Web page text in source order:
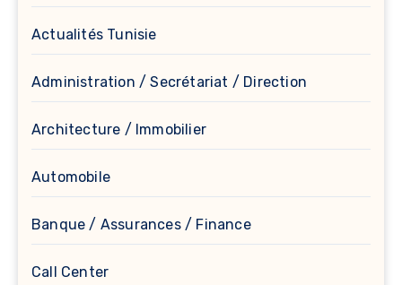
Actualités Tunisie
Administration / Secrétariat / Direction
Architecture / Immobilier
Automobile
Banque / Assurances / Finance
Call Center